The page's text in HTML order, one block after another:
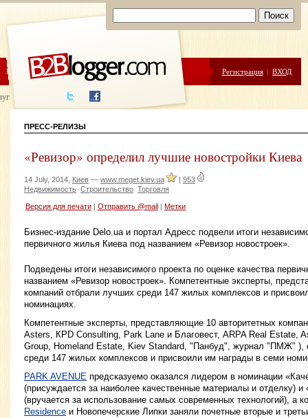
ЦЕНЫ ПОМОЩЬ Регистрация | ВХОД
написания
ПРЕСС-РЕЛИЗЫ
«Ревизор» определил лучшие новостройки Киева
14 July, 2014, Киев — www.meget.kiev.ua | 953
Недвижимость Строительство Торговля
Версия для печати Отправить @mail Метки
Бизнес-издание Delo.ua и портал Адресс подвели итоги
первичного жилья Киева под названием «Ревизор новостроек».
Подведены итоги независимого проекта по оценке качества
названием «Ревизор новостроек». Компетентные эксперты,
компаний отбрали лучших среди 147 жилых комплексов и
номинациях.
Компетентные эксперты, представляющие 10 авторитетных
Asters, КPD Consulting, Park Lane и Благовест, ARPA Real Estate,
Group, Homeland Estate, Kiev Standard, "Панбуд", журнал "ПМЖ" ),
среди 147 жилых комплексов и присвоили им награды в семи
PARK AVENUE предсказуемо оказался лидером в номинации
(присуждается за наиболее качественные материалы и отделку)
(вручается за использование самых современных технологий), а
Residence и Новопечерские Липки заняли почетные вторые и